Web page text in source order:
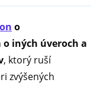
o
iných úveroch a
, ktorý ruší
zvýšených